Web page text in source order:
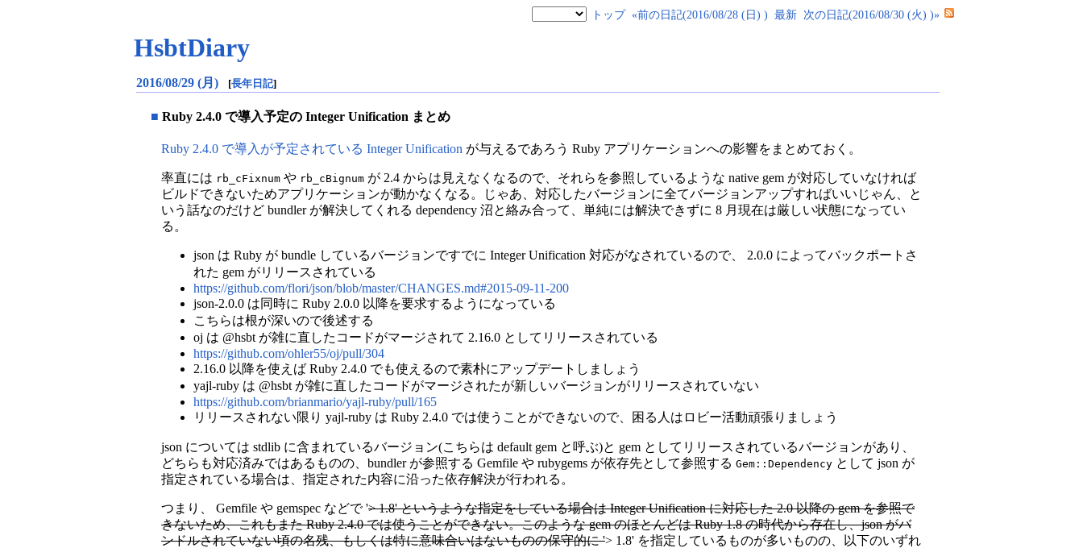
トップ «前の日記(2016/08/28 (日) ) 最新 次の日記(2016/08/30 (火) )»
HsbtDiary
2016/08/29 (月) [長年日記]
■ Ruby 2.4.0 で導入予定の Integer Unification まとめ
Ruby 2.4.0 で導入が予定されている Integer Unification が与えるであろう Ruby アプリケーションへの影響をまとめておく。
率直には rb_cFixnum や rb_cBignum が 2.4 からは見えなくなるので、それらを参照しているような native gem が対応していなければ
ビルドできないためアプリケーションが動かなくなる。じゃあ、対応したバージョンに全てバージョンアップすればいいじゃん、と
いう話なのだけど bundler が解決してくれる dependency 沼と絡み合って、単純には解決できずに 8 月現在は厳しい状態になってい
る。
json は Ruby が bundle しているバージョンですでに Integer Unification 対応がなされているので、 2.0.0 によってバックポートさ
れた gem がリリースされている
https://github.com/flori/json/blob/master/CHANGES.md#2015-09-11-200
json-2.0.0 は同時に Ruby 2.0.0 以降を要求するようになっている
こちらは根が深いので後述する
oj は @hsbt が雑に直したコードがマージされて 2.16.0 としてリリースされている
https://github.com/ohler55/oj/pull/304
2.16.0 以降を使えば Ruby 2.4.0 でも使えるので素朴にアップデートしましょう
yajl-ruby は @hsbt が雑に直したコードがマージされたが新しいバージョンがリリースされていない
https://github.com/brianmario/yajl-ruby/pull/165
リリースされない限り yajl-ruby は Ruby 2.4.0 では使うことができないので、困る人はロビー活動頑張りましょう
json については stdlib に含まれているバージョン(こちらは default gem と呼ぶ)と gem としてリリースされているバージョンがあり、
どちらも対応済みではあるものの、bundler が参照する Gemfile や rubygems が依存先として参照する  Gem::Dependency として json が
指定されている場合は、指定された内容に沿った依存解決が行われる。
つまり、 Gemfile や gemspec などで '> 1.8' というような指定をしている場合は Integer Unification に対応した 2.0 以降の gem を参照で
きないため、これもまた Ruby 2.4.0 では使うことができない。このような gem のほとんどは Ruby 1.8 の時代から存在し、json がバ
ンドルされていない頃の名残、もしくは特に意味合いはないものの保守的に '> 1.8' を指定しているものが多いものの、以下のいずれ